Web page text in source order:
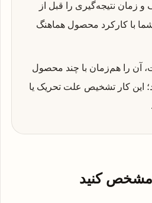
زمان نتیجه‌گیری را قبل از
شما با کارکرد محصول هماهنگ
آن را هم‌زمان با چند محصول
این کار تشخیص علت تحریک یا
مشخص کنید